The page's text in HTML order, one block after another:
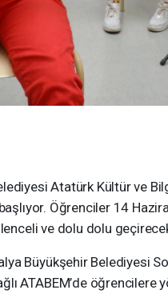
Atatürk Kültür ve
başlıyor. Öğrenciler 14
ve dolu dolu
Büyükşehir Belediyesi
ATABEM’de